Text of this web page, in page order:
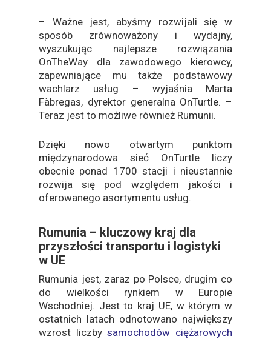
– Ważne jest, abyśmy rozwijali się w
sposób zrównoważony i wydajny,
wyszukując najlepsze rozwiązania
OnTheWay dla zawodowego kierowcy,
zapewniające mu także podstawowy
wachlarz usług – wyjaśnia Marta
Fàbregas, dyrektor generalna OnTurtle. –
Teraz jest to możliwe również Rumunii.
Dzięki nowo otwartym punktom
międzynarodowa sieć OnTurtle liczy
obecnie ponad 1700 stacji i nieustannie
rozwija się pod względem jakości i
oferowanego asortymentu usług.
Rumunia – kluczowy kraj dla
przyszłości transportu i logistyki
w UE
Rumunia jest, zaraz po Polsce, drugim co
do wielkości rynkiem w Europie
Wschodniej. Jest to kraj UE, w którym w
ostatnich latach odnotowano największy
wzrost liczbysamochodów ciężarowych